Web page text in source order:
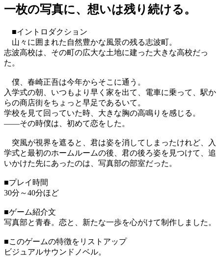
一枚の写真に、想いは残り続ける。
■イントロダクション
山々に囲まれた自然豊かな風景の残る志波町。
志波高校は、その町の広大な土地に建った大きな高校だっ
た。
僕、春崎正吾は今年からそこに通う。
入学式の朝、いつもより早く家を出て、電車に乗って、駅か
らの商店街をちょっと早足であるいて。
学校を見て回っていた時、大きな胸の高鳴りを感じる。
――その時僕は、初めて恋をした。
突風が視界を遮ると、君は姿を消してしまったけれど、入
学式と最初のホームルームの後、君の後ろ姿を見つけて、追
いかけた先にあったのは、写真部の部室だった。
■プレイ時間
30分～40分ほど
■ゲーム紹介文
写真部と青春。恋と、新たな一歩を心がけて制作しました。
■このゲームの特徴をリストアップ
ビジュアルサウンドノベル。